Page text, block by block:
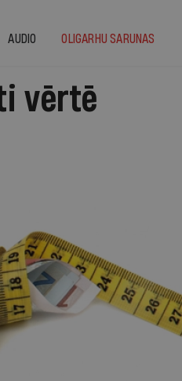
AUDIO OLIGARHU SARUNAS
vērtē